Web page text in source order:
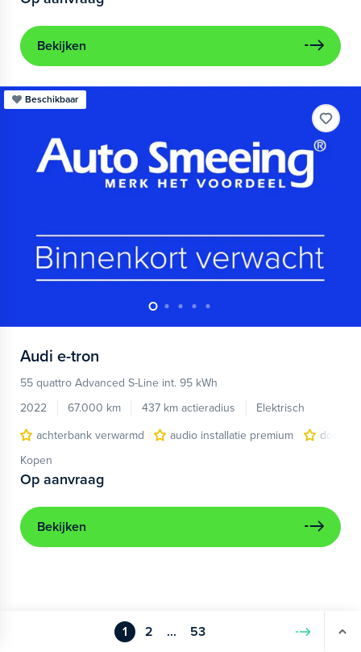
Bekijken
Beschikbaar
Audi e-tron
55 quattro Advanced S-Line int. 95 kWh
2022
67.000 km 437 km actieradius
Elektrisch
achterbank verwarmd
audio installatie premium
Kopen
Op aanvraag
Bekijken
1 2 ... 53 Volgende